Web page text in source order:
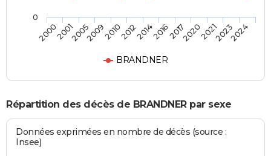
BRANDNER
2000200120052009201020122014201620172020202120232024
0
Répartition des décès de BRANDNER par sexe
Données exprimées en nombre de décès (source :
Insee)